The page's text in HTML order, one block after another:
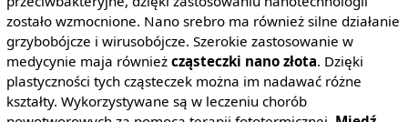
zostało wzmocnione. Nano srebro ma również silne działanie
grzybobójcze i wirusobójcze. Szerokie zastosowanie w
medycynie maja również cząsteczki nano złota. Dzięki
plastyczności tych cząsteczek można im nadawać różne
kształty. Wykorzystywane są w leczeniu chorób